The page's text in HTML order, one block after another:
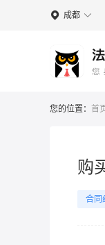
 成都
您的位置： 首
购
合同